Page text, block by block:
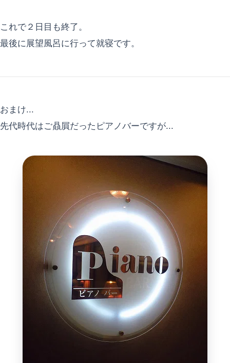
これで２日目も終了。
最後に展望風呂に行って就寝です。
おまけ...
先代時代はご贔屓だったピアノバーですが...